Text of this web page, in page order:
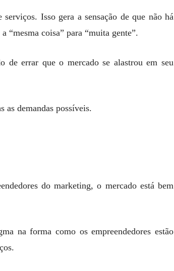
Isso gera a sensação de que não há
“mesma coisa” para “muita gente”.
de errar que o mercado se alastrou em seu
as demandas possíveis.
do marketing, o mercado está bem
na forma como os empreendedores estão